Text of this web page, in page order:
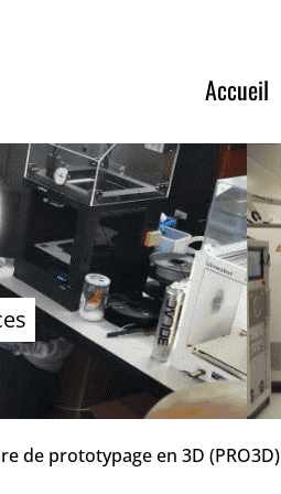
Accueil
de prototypage en 3D (PRO3D)